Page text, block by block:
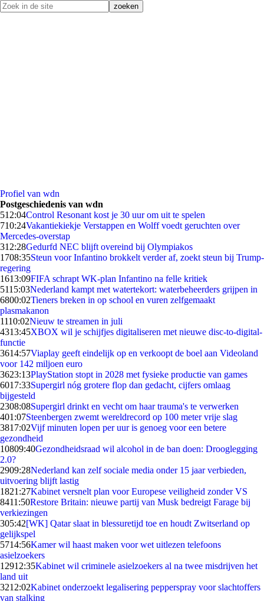
Profiel van wdn
Postgeschiedenis van wdn
512:04Control Resonant kost je 30 uur om uit te spelen
710:24Vakantiekiekje Verstappen en Wolff voedt geruchten over
Mercedes-overstap
312:28Gedurfd NEC blijft overeind bij Olympiakos
1708:35Steun voor Infantino brokkelt verder af, zoekt steun bij Trump-
regering
1613:09FIFA schrapt WK-plan Infantino na felle kritiek
5115:03Nederland kampt met watertekort: waterbeheerders grijpen in
6800:02Tieners breken in op school en vuren zelfgemaakt
plasmakanon
1110:02Nieuw te streamen in juli
4313:45XBOX wil je schijfjes digitaliseren met nieuwe disc-to-digital-
functie
3614:57Viaplay geeft eindelijk op en verkoopt de boel aan Videoland
voor 142 miljoen euro
3623:13PlayStation stopt in 2028 met fysieke productie van games
6017:33Supergirl nóg grotere flop dan gedacht, cijfers omlaag
bijgesteld
2308:08Supergirl drinkt en vecht om haar trauma's te verwerken
401:07Steenbergen zwemt wereldrecord op 100 meter vrije slag
3817:02Vijf minuten lopen per uur is genoeg voor een betere
gezondheid
10809:40Gezondheidsraad wil alcohol in de ban doen: Drooglegging
2.0?
2909:28Nederland kan zelf sociale media onder 15 jaar verbieden,
uitvoering blijft lastig
1821:27Kabinet versnelt plan voor Europese veiligheid zonder VS
8411:50Restore Britain: nieuwe partij van Musk bedreigt Farage bij
verkiezingen
305:42[WK] Qatar slaat in blessuretijd toe en houdt Zwitserland op
gelijkspel
5714:56Kamer wil haast maken voor wet uitlezen telefoons
asielzoekers
12912:35Kabinet wil criminele asielzoekers al na twee misdrijven het
land uit
3212:02Kabinet onderzoekt legalisering pepperspray voor slachtoffers
van stalking